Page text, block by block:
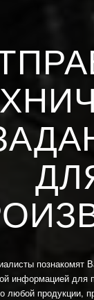
познакомят
информацией для
любой продукции,